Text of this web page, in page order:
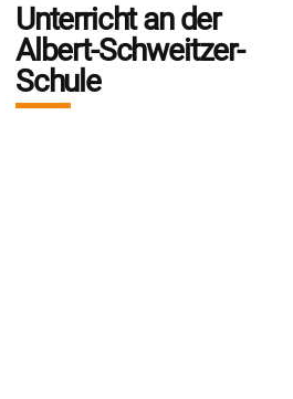
Unterricht an der
Albert-Schweitzer-
Schule